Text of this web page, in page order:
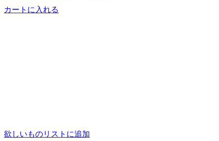
カートに入れる
欲しいものリストに追加